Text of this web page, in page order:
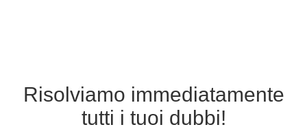
Risolviamo immediatamente
tutti i tuoi dubbi!